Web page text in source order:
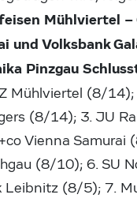
Mühlviertel –
und Volksbank
Pinzgau
Mühlviertel (8/14);
(8/14); 3. JU
Vienna Samurai
(8/10); 6. SU
Leibnitz (8/5); 7.